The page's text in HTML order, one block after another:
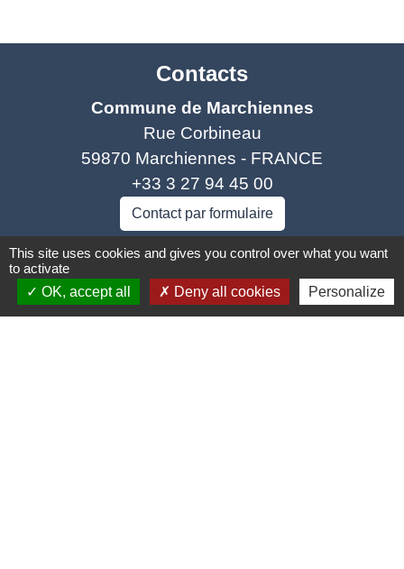
Contacts
Commune de Marchiennes
Rue Corbineau
59870 Marchiennes - FRANCE
+33 3 27 94 45 00
Contact par formulaire
This site uses cookies and gives you control over what you want
to activate
OK, accept all
Deny all cookies Personalize